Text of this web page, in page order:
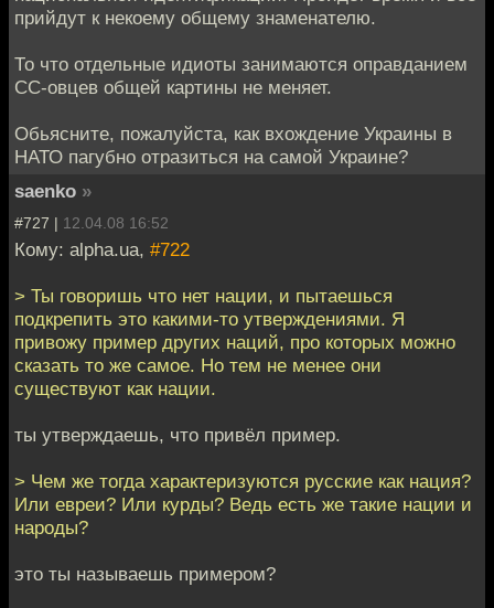
прийдут к некоему общему знаменателю.
То что отдельные идиоты занимаются оправданием
СС-овцев общей картины не меняет.
Обьясните, пожалуйста, как вхождение Украины в
НАТО пагубно отразиться на самой Украине?
saenko »
#727 | 12.04.08 16:52
Кому: alpha.ua, #722
> Ты говоришь что нет нации, и пытаешься
подкрепить это какими-то утверждениями. Я
привожу пример других наций, про которых можно
сказать то же самое. Но тем не менее они
существуют как нации.
ты утверждаешь, что привёл пример.
> Чем же тогда характеризуются русские как нация?
Или евреи? Или курды? Ведь есть же такие нации и
народы?
это ты называешь примером?